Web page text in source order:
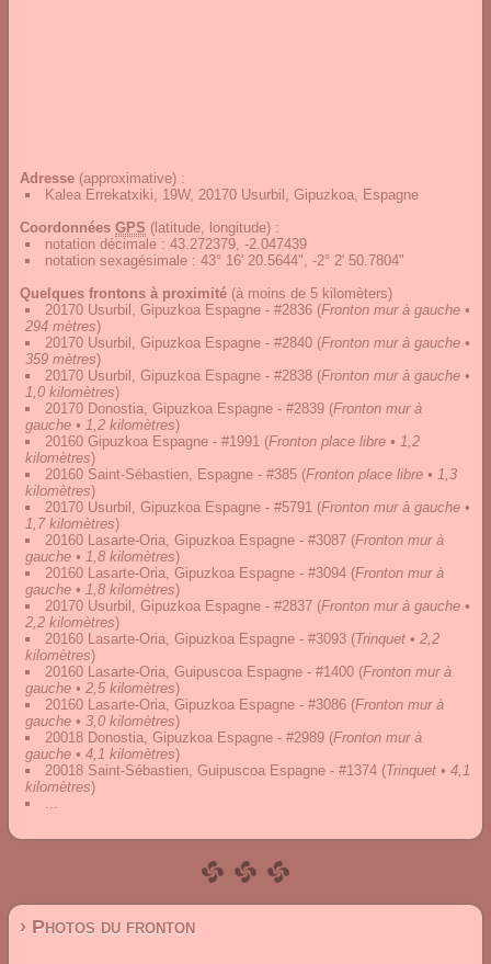
Adresse (approximative) :
Kalea Errekatxiki, 19W, 20170 Usurbil, Gipuzkoa, Espagne
Coordonnées GPS (latitude, longitude) :
notation décimale : 43.272379, -2.047439
notation sexagésimale : 43° 16' 20.5644", -2° 2' 50.7804"
Quelques frontons à proximité (à moins de 5 kilomèters)
20170 Usurbil, Gipuzkoa Espagne - #2836 (Fronton mur à gauche •
294 mètres)
20170 Usurbil, Gipuzkoa Espagne - #2840 (Fronton mur à gauche •
359 mètres)
20170 Usurbil, Gipuzkoa Espagne - #2838 (Fronton mur à gauche •
1,0 kilomètres)
20170 Donostia, Gipuzkoa Espagne - #2839 (Fronton mur à
gauche • 1,2 kilomètres)
20160 Gipuzkoa Espagne - #1991 (Fronton place libre • 1,2
kilomètres)
20160 Saint-Sébastien, Espagne - #385 (Fronton place libre • 1,3
kilomètres)
20170 Usurbil, Gipuzkoa Espagne - #5791 (Fronton mur à gauche •
1,7 kilomètres)
20160 Lasarte-Oria, Gipuzkoa Espagne - #3087 (Fronton mur à
gauche • 1,8 kilomètres)
20160 Lasarte-Oria, Gipuzkoa Espagne - #3094 (Fronton mur à
gauche • 1,8 kilomètres)
20170 Usurbil, Gipuzkoa Espagne - #2837 (Fronton mur à gauche •
2,2 kilomètres)
20160 Lasarte-Oria, Gipuzkoa Espagne - #3093 (Trinquet • 2,2
kilomètres)
20160 Lasarte-Oria, Guipuscoa Espagne - #1400 (Fronton mur à
gauche • 2,5 kilomètres)
20160 Lasarte-Oria, Gipuzkoa Espagne - #3086 (Fronton mur à
gauche • 3,0 kilomètres)
20018 Donostia, Gipuzkoa Espagne - #2989 (Fronton mur à
gauche • 4,1 kilomètres)
20018 Saint-Sébastien, Guipuscoa Espagne - #1374 (Trinquet • 4,1
kilomètres)
...
› Photos du fronton